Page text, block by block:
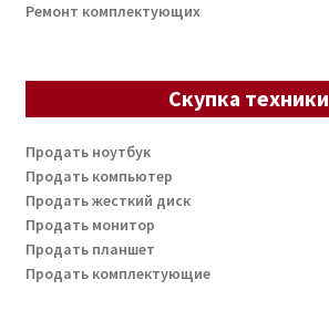
Ремонт комплектующих
Скупка техники
Продать ноутбук
Продать компьютер
Продать жесткий диск
Продать монитор
Продать планшет
Продать комплектующие